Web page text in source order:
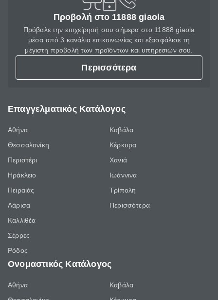
Προβολή στο 11888 giaola
Πρόβαλε την επιχείρησή σου σήμερα στο 11888 giaola
μέσα από 3 κανάλια επικοινωνίας και εξασφάλισε τη
μέγιστη προβολή των προϊόντων και υπηρεσιών σου.
Περισσότερα
Επαγγελματικός Κατάλογος
Αθήνα
Θεσσαλονίκη
Περιστέρι
Ηράκλειο
Πειραιάς
Λάρισα
Καλλιθέα
Σέρρες
Ρόδος
Καβάλα
Κέρκυρα
Χανιά
Ιωάννινα
Τρίπολη
Περισσότερα
Ονομαστικός Κατάλογος
Αθήνα
Καβάλα